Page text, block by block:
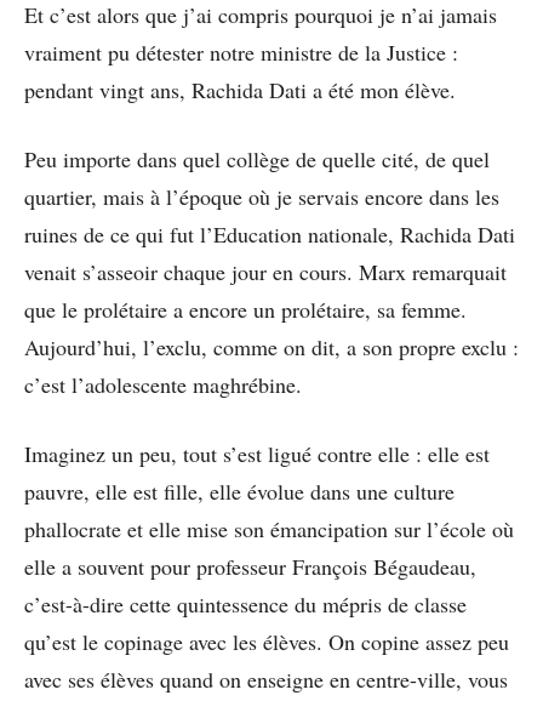
Et c’est alors que j’ai compris pourquoi je n’ai jamais
vraiment pu détester notre ministre de la Justice :
pendant vingt ans, Rachida Dati a été mon élève.
Peu importe dans quel collège de quelle cité, de quel
quartier, mais à l’époque où je servais encore dans les
ruines de ce qui fut l’Education nationale, Rachida Dati
venait s’asseoir chaque jour en cours. Marx remarquait
que le prolétaire a encore un prolétaire, sa femme.
Aujourd’hui, l’exclu, comme on dit, a son propre exclu :
c’est l’adolescente maghrébine.
Imaginez un peu, tout s’est ligué contre elle : elle est
pauvre, elle est fille, elle évolue dans une culture
phallocrate et elle mise son émancipation sur l’école où
elle a souvent pour professeur François Bégaudeau,
c’est-à-dire cette quintessence du mépris de classe
qu’est le copinage avec les élèves. On copine assez peu
avec ses élèves quand on enseigne en centre-ville, vous